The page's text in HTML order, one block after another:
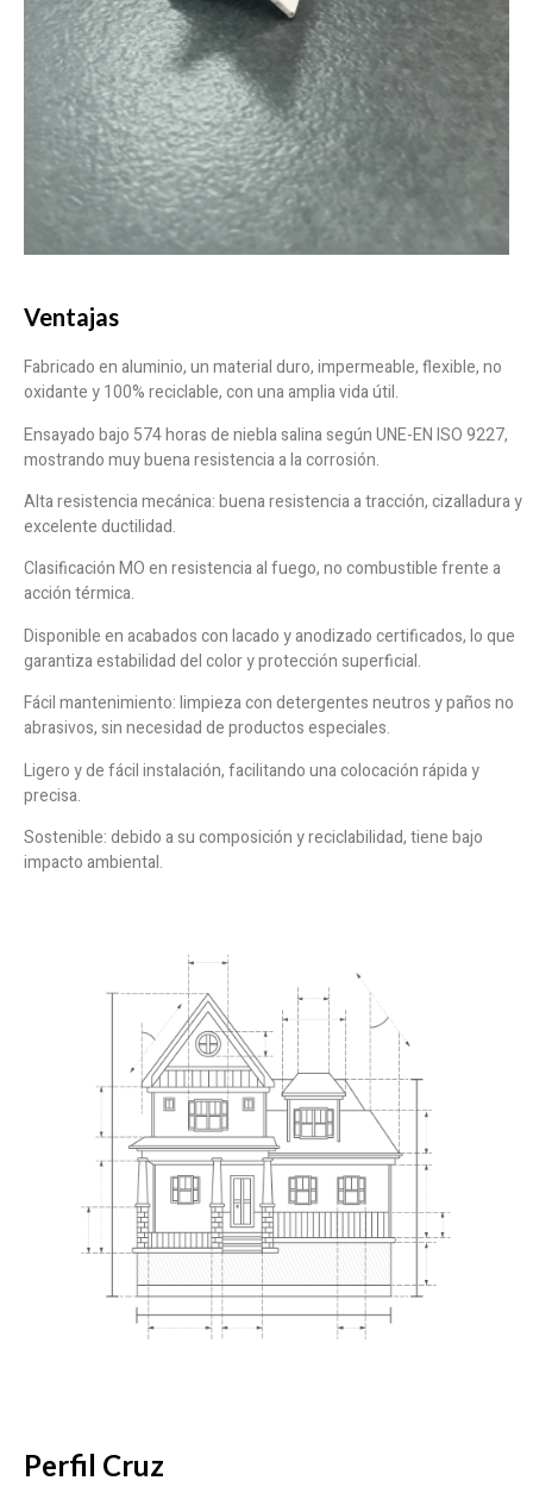
Ventajas
Fabricado en aluminio, un material duro, impermeable, flexible, no
oxidante y 100% reciclable, con una amplia vida útil.
Ensayado bajo 574 horas de niebla salina según UNE-EN ISO 9227,
mostrando muy buena resistencia a la corrosión.
Alta resistencia mecánica: buena resistencia a tracción, cizalladura y
excelente ductilidad.
Clasificación MO en resistencia al fuego, no combustible frente a
acción térmica.
Disponible en acabados con lacado y anodizado certificados, lo que
garantiza estabilidad del color y protección superficial.
Fácil mantenimiento: limpieza con detergentes neutros y paños no
abrasivos, sin necesidad de productos especiales.
Ligero y de fácil instalación, facilitando una colocación rápida y
precisa.
Sostenible: debido a su composición y reciclabilidad, tiene bajo
impacto ambiental.
Perfil Cruz